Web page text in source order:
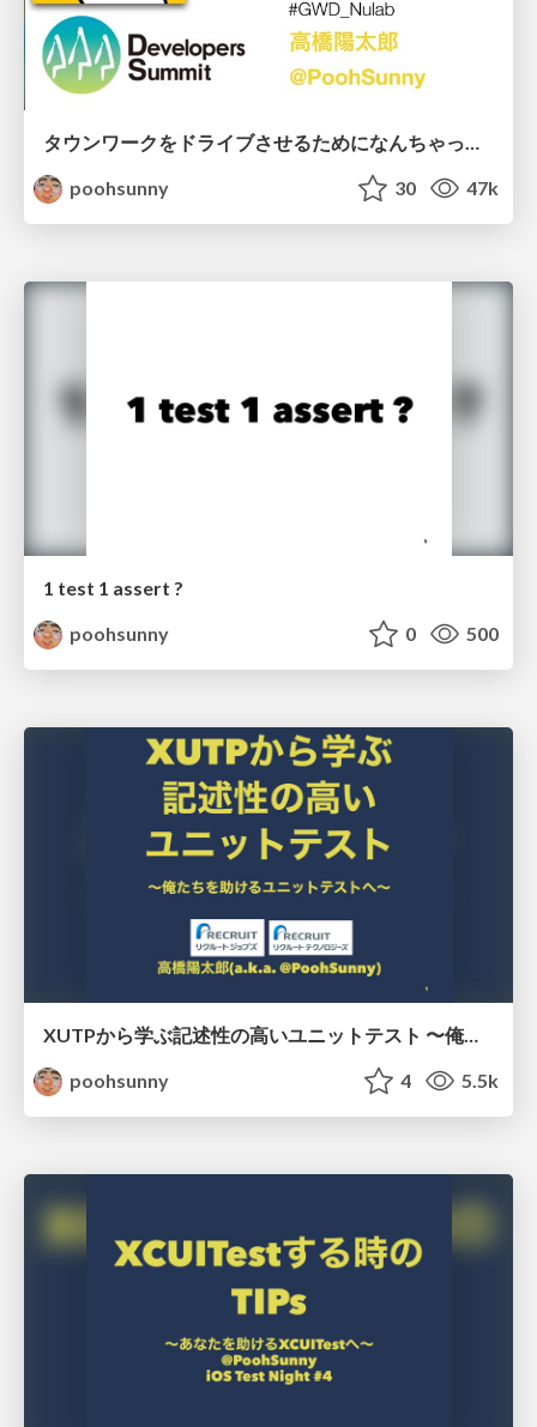
タウンワークをドライブさせるためになんちゃってアジャイルをやめた話 #devsumi #devsumiB / devsumi2018
poohsunny
30 47k
1 test 1 assert ?
poohsunny
0 500
XUTPから学ぶ記述性の高いユニットテスト 〜俺たちを助けるユニットテストへ〜 / xUTP in #xpjug
poohsunny
4 5.5k